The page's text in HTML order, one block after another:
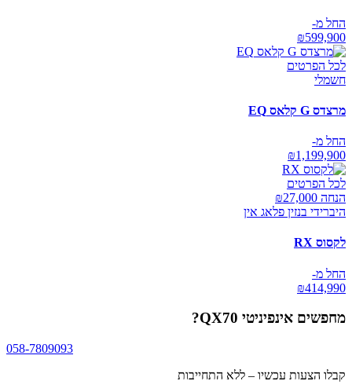
החל מ-
₪599,900
לכל הפרטים
חשמלי
מרצדס G קלאס EQ
החל מ-
₪1,199,900
לכל הפרטים
הנחה ₪ 27,000
היברידי בנזין פלאג אין
לקסוס RX
החל מ-
₪414,990
מחפשים אינפיניטי QX70 ?
058-7809093
קבלו הצעות עכשיו – ללא התחייבות